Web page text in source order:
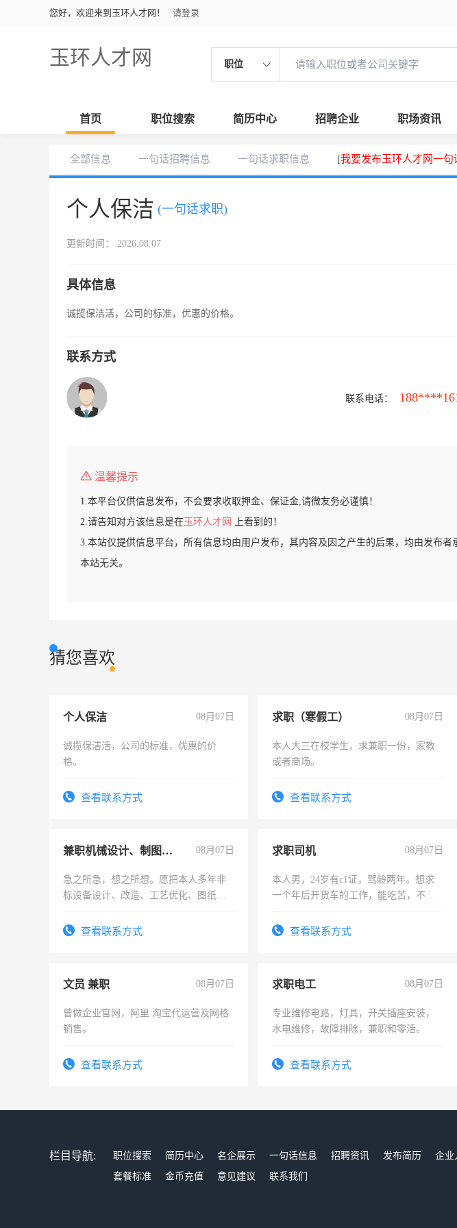
您好，欢迎来到玉环人才网！ 请登录
玉环人才网 职位
首页 职位搜索 简历中心 招聘企业 职场资讯
全部信息 一句话招聘信息 一句话求职信息 [我要发布玉环人才网一句
个人保洁 (一句话求职)
更新时间： 2026.08.07
具体信息
诚揽保洁活，公司的标准，优惠的价格。
联系方式
联系电话：
温馨提示
1.本平台仅供信息发布，不会要求收取押金、保证金,请微友务必谨慎！
2.请告知对方该信息是在玉环人才网
上看到的！
3.本站仅提供信息平台，所有信息均由用户发布，其内容及因之产生的后果，均由发布者
本站无关。
猜您喜欢
个人保洁 08月07日
诚揽保洁活，公司的标准，优惠的价
格。
查看联系方式
求职（寒假工） 08月07日
本人大三在校学生，求兼职一份，家教
或者商场。
查看联系方式
兼职机械设计、制图、设备改造 08月07日
急之所急，想之所想。愿把本人多年非
标设备设计、改造、工艺优化、图纸制
结识有识之士，共享未来。
查看联系方式
求职司机 08月07日
本人男，24岁有c1证，驾龄两年。想求
一个年后开货车的工作，能吃苦，不怕
查看联系方式
文员 兼职 08月07日
曾做企业官网，阿里 淘宝代运营及网格
销售。
查看联系方式
求职电工 08月07日
专业维修电路，灯具，开关插座安装，
水电维修，故障排除，兼职和零活。
查看联系方式
栏目导航: 职位搜索 简历中心 名企展示 一句话信息 招聘资讯 发布简历 企业
套餐标准
金币充值 意见建议 联系我们